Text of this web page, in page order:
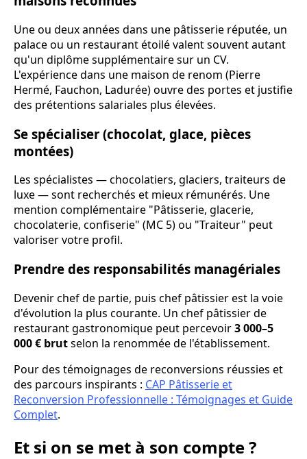
Une ou deux années dans une pâtisserie réputée, un
palace ou un restaurant étoilé valent souvent autant
qu'un diplôme supplémentaire sur un CV.
L'expérience dans une maison de renom (Pierre
Hermé, Fauchon, Ladurée) ouvre des portes et justifie
des prétentions salariales plus élevées.
Se spécialiser (chocolat, glace, pièces
montées)
Les spécialistes — chocolatiers, glaciers, traiteurs de
luxe — sont recherchés et mieux rémunérés. Une
mention complémentaire "Pâtisserie, glacerie,
chocolaterie, confiserie" (MC 5) ou "Traiteur" peut
valoriser votre profil.
Prendre des responsabilités managériales
Devenir chef de partie, puis chef pâtissier est la voie
d'évolution la plus courante. Un chef pâtissier de
restaurant gastronomique peut percevoir3 000–5
000 € brutselon la renommée de l'établissement.
Pour des témoignages de reconversions réussies et
des parcours inspirants : CAP Pâtisserie et
Reconversion Professionnelle : Témoignages et Guide
Complet.
Et si on se met à son compte ?